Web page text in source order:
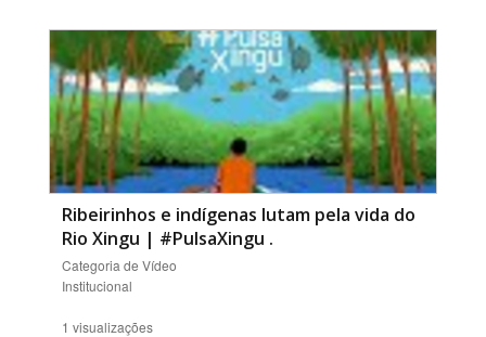
Ribeirinhos e indígenas lutam pela vida do
Rio Xingu | #PulsaXingu .
Categoria de Vídeo
Institucional
1 visualizações